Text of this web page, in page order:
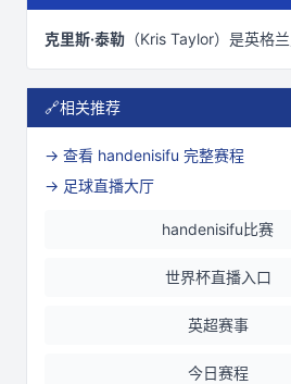
克里斯·泰勒 （Kris Taylor）是英格兰
🔗相关推荐
→ 查看 handenisifu 完整赛程
→ 足球直播大厅
handenisifu比赛
世界杯直播入口
英超赛事
今日赛程